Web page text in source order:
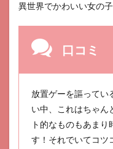
異世界でかわいい女の
口コミ
放置ゲーを謳ってい
い中、これはちゃん
ト的なものもあま
す！それでいてコツ